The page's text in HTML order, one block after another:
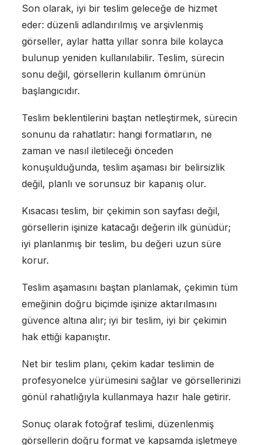
Son olarak, iyi bir teslim geleceğe de hizmet
eder: düzenli adlandırılmış ve arşivlenmiş
görseller, aylar hatta yıllar sonra bile kolayca
bulunup yeniden kullanılabilir. Teslim, sürecin
sonu değil, görsellerin kullanım ömrünün
başlangıcıdır.
Teslim beklentilerini baştan netleştirmek, sürecin
sonunu da rahatlatır: hangi formatların, ne
zaman ve nasıl iletileceği önceden
konuşulduğunda, teslim aşaması bir belirsizlik
değil, planlı ve sorunsuz bir kapanış olur.
Kısacası teslim, bir çekimin son sayfası değil,
görsellerin işinize katacağı değerin ilk günüdür;
iyi planlanmış bir teslim, bu değeri uzun süre
korur.
Teslim aşamasını baştan planlamak, çekimin tüm
emeğinin doğru biçimde işinize aktarılmasını
güvence altına alır; iyi bir teslim, iyi bir çekimin
hak ettiği kapanıştır.
Net bir teslim planı, çekim kadar teslimin de
profesyonelce yürümesini sağlar ve görsellerinizi
gönül rahatlığıyla kullanmaya hazır hale getirir.
Sonuç olarak fotoğraf teslimi, düzenlenmiş
görsellerin doğru format ve kapsamda işletmeye